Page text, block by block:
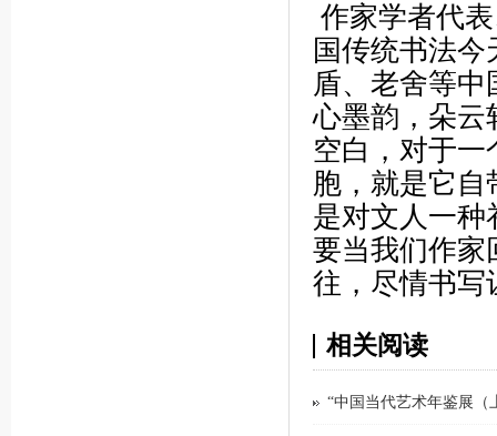
作家学者代
国传统书法
盾、老舍等
心墨韵，朵云
空白，对于
胞，就是它
是对文人一种
要当我们作家
往，尽情书写
相关阅读
“中国当代艺术年鉴展（